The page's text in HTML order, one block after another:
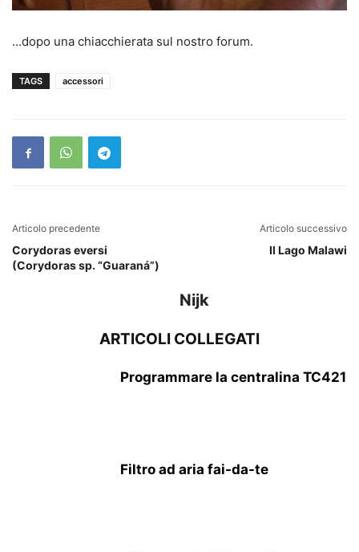
…dopo una chiacchierata sul nostro forum.
TAGS accessori
Articolo precedente
Corydoras eversi
(Corydoras sp. “Guaraná”)
Articolo successivo
Il Lago Malawi
Nijk
ARTICOLI COLLEGATI
Programmare la centralina TC421
Filtro ad aria fai-da-te